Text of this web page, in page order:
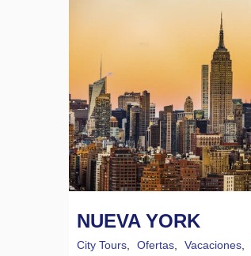
NUEVA YORK
City Tours Ofertas Vacaciones